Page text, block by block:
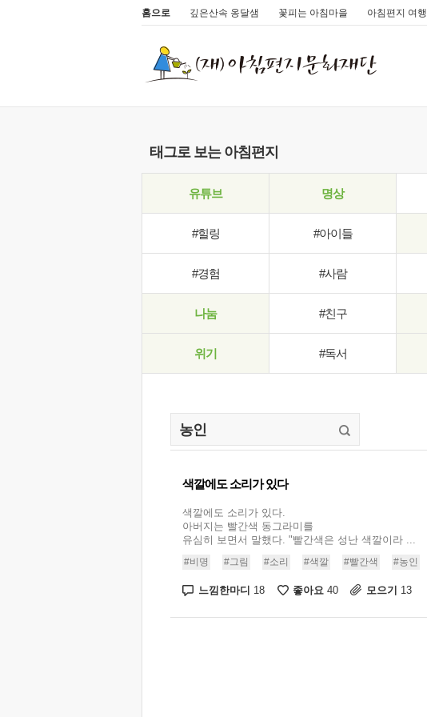
홈으로 깊은산속 옹달샘 꽃피는 아침마을 아침편지 여행
태그로 보는 아침편지
유튜브 명상
#힐링 #아이들
#경험 #사람
나눔 #친구
위기 #독서
색깔에도 소리가 있다
색깔에도 소리가 있다.
아버지는 빨간색 동그라미를
유심히 보면서 말했다. "빨간색은 성난 색깔이라 ...
#비명 #그림 #소리 #색깔 #빨간색 #농인
느낌한마디 18 좋아요 40 모으기 13